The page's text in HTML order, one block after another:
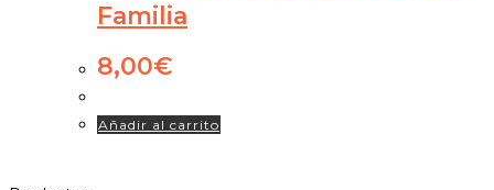
Familia
8,00€
Añadir al carrito